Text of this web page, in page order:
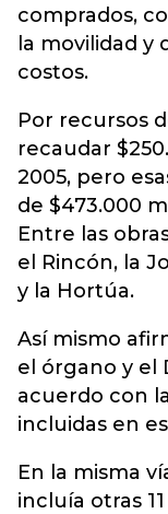
comprados,
la movilidad
costos.
Por recursos
recaudar
2005, pero
de $473.000
Entre las
el Rincón, la
y la Hortúa.
Así mismo
el órgano y el
acuerdo con
incluidas en
En la misma
incluía otras